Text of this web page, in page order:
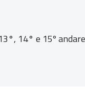
14° e 15º